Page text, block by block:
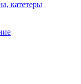
катетеры